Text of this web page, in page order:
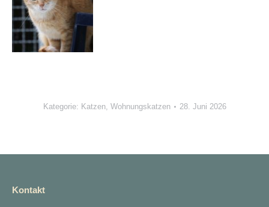
Kategorie: Katzen, Wohnungskatzen 28. Juni 2026
Kontakt